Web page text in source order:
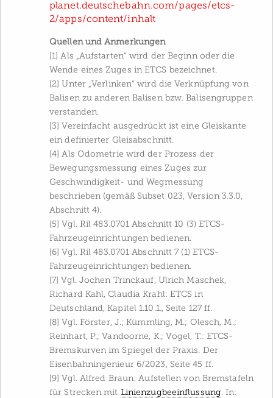
planet.deutschebahn.com/pages/etcs-
2/apps/content/inhalt
Quellen und Anmerkungen
[1] Als „Aufstarten“ wird der Beginn oder die
Wende eines Zuges in ETCS bezeichnet.
[2] Unter „Verlinken“ wird die Verknüpfung von
Balisen zu anderen Balisen bzw. Balisengruppen
verstanden.
[3] Vereinfacht ausgedrückt ist eine Gleiskante
ein definierter Gleisabschnitt.
[4] Als Odometrie wird der Prozess der
Bewegungsmessung eines Zuges zur
Geschwindigkeit- und Wegmessung
beschrieben (gemäß Subset 023, Version 3.3.0,
Abschnitt 4).
[5] Vgl. Ril 483.0701 Abschnitt 10 (3) ETCS-
Fahrzeugeinrichtungen bedienen.
[6] Vgl. Ril 483.0701 Abschnitt 7 (1) ETCS-
Fahrzeugeinrichtungen bedienen.
[7] Vgl. Jochen Trinckauf, Ulrich Maschek,
Richard Kahl, Claudia Krahl: ETCS in
Deutschland, Kapitel 1.10.1., Seite 127 ff.
[8] Vgl. Förster, J.; Kümmling, M.; Olesch, M.;
Reinhart, P.; Vandoorne, K.; Vogel, T.: ETCS-
Bremskurven im Spiegel der Praxis. Der
Eisenbahningenieur 6/2023, Seite 45 ff.
[9] Vgl. Alfred Braun: Aufstellen von Bremstafeln
für Strecken mit Linienzugbeeinflussung. In: